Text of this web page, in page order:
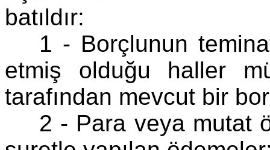
batıldır:
1 - Borçlunun
etmiş olduğu haller
tarafından mevcut bir
2 - Para veya mutat